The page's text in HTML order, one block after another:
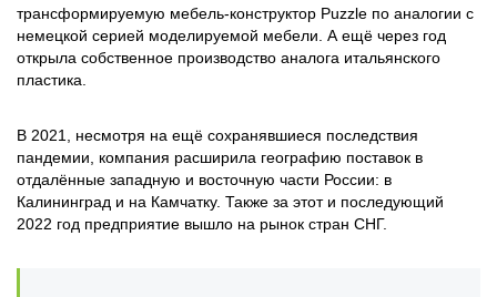
трансформируемую мебель-конструктор Puzzle по аналогии с
немецкой серией моделируемой мебели. А ещё через год
открыла собственное производство аналога итальянского
пластика.
В 2021, несмотря на ещё сохранявшиеся последствия
пандемии, компания расширила географию поставок в
отдалённые западную и восточную части России: в
Калининград и на Камчатку. Также за этот и последующий
2022 год предприятие вышло на рынок стран СНГ.